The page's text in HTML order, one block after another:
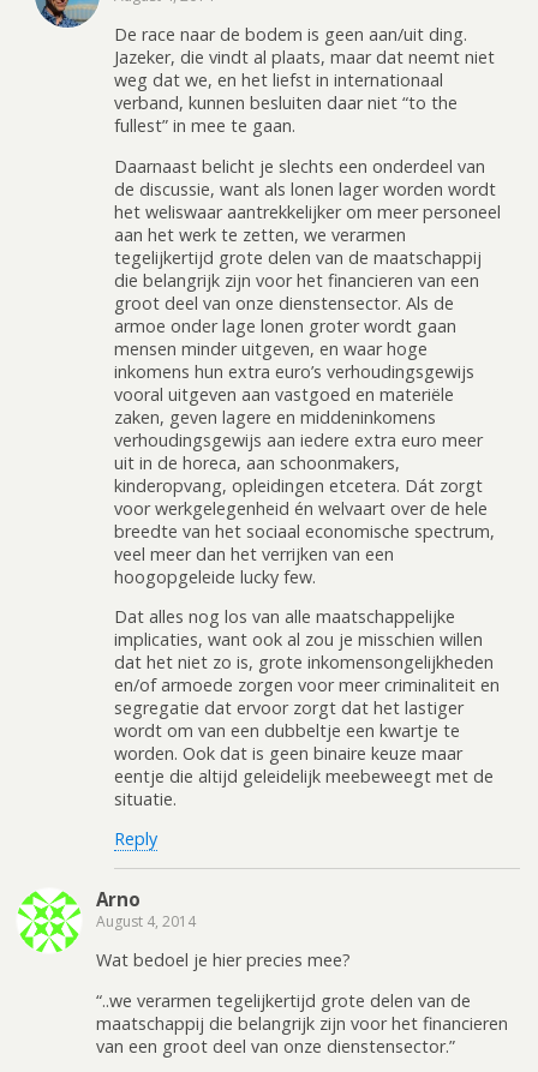
De race naar de bodem is geen aan/uit ding.
Jazeker, die vindt al plaats, maar dat neemt niet
weg dat we, en het liefst in internationaal
verband, kunnen besluiten daar niet “to the
fullest” in mee te gaan.
Daarnaast belicht je slechts een onderdeel van
de discussie, want als lonen lager worden wordt
het weliswaar aantrekkelijker om meer personeel
aan het werk te zetten, we verarmen
tegelijkertijd grote delen van de maatschappij
die belangrijk zijn voor het financieren van een
groot deel van onze dienstensector. Als de
armoe onder lage lonen groter wordt gaan
mensen minder uitgeven, en waar hoge
inkomens hun extra euro’s verhoudingsgewijs
vooral uitgeven aan vastgoed en materiële
zaken, geven lagere en middeninkomens
verhoudingsgewijs aan iedere extra euro meer
uit in de horeca, aan schoonmakers,
kinderopvang, opleidingen etcetera. Dát zorgt
voor werkgelegenheid én welvaart over de hele
breedte van het sociaal economische spectrum,
veel meer dan het verrijken van een
hoogopgeleide lucky few.
Dat alles nog los van alle maatschappelijke
implicaties, want ook al zou je misschien willen
dat het niet zo is, grote inkomensongelijkheden
en/of armoede zorgen voor meer criminaliteit en
segregatie dat ervoor zorgt dat het lastiger
wordt om van een dubbeltje een kwartje te
worden. Ook dat is geen binaire keuze maar
eentje die altijd geleidelijk meebeweegt met de
situatie.
Reply
Arno
August 4, 2014
Wat bedoel je hier precies mee?
“..we verarmen tegelijkertijd grote delen van de
maatschappij die belangrijk zijn voor het financieren
van een groot deel van onze dienstensector.”